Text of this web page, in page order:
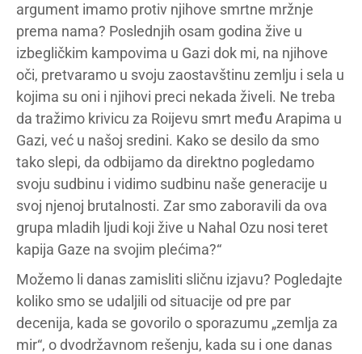
argument imamo protiv njihove smrtne mržnje
prema nama? Poslednjih osam godina žive u
izbegličkim kampovima u Gazi dok mi, na njihove
oči, pretvaramo u svoju zaostavštinu zemlju i sela u
kojima su oni i njihovi preci nekada živeli. Ne treba
da tražimo krivicu za Roijevu smrt među Arapima u
Gazi, već u našoj sredini. Kako se desilo da smo
tako slepi, da odbijamo da direktno pogledamo
svoju sudbinu i vidimo sudbinu naše generacije u
svoj njenoj brutalnosti. Zar smo zaboravili da ova
grupa mladih ljudi koji žive u Nahal Ozu nosi teret
kapija Gaze na svojim plećima?“
Možemo li danas zamisliti sličnu izjavu? Pogledajte
koliko smo se udaljili od situacije od pre par
decenija, kada se govorilo o sporazumu „zemlja za
mir“, o dvodržavnom rešenju, kada su i one danas